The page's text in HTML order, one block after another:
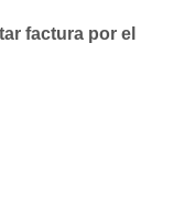
factura por el